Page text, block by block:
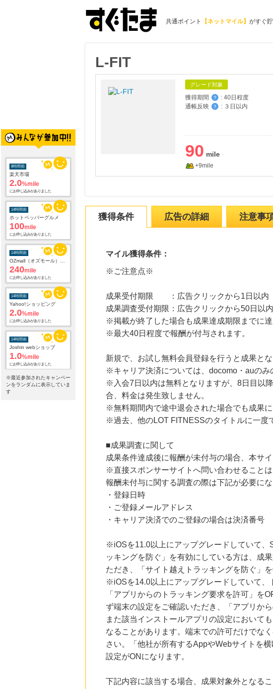
共通ポイント 【ネットマイル】 がすぐ貯
8時間前
楽天市場
にお申し込みがありました
14時間前
ホットペッパーグルメ
100mile
にお申し込みがありました
14時間前
240mile
にお申し込みがありました
Yahoo!ショッピング
2.0%mile
にお申し込みがありました
Joshin webショップ
1.0%mile
にお申し込みがありました
DHCオンラインショップ
2.0%mile
にお申し込みがありました
※最近参加されたキャンペー
ンをランダムに表示していま
す
L-FIT
グレード対象
獲得期間 ？ : 40日程度
通帳反映
？ : ３日以内
90
+9mile
獲得条件 広告の詳細 注意事
マイル獲得条件：
※ご注意点※
成果受付期限 ：広告クリックから1日以内
成果調査受付期限：広告クリックから50日以内
※掲載が終了した場合も成果達成期限までに
※最大40日程度で報酬が付与されます。
新規で、お試し無料会員登録を行うと成果とな
※キャリア決済については、docomo・auのみ
※入会7日以内は無料となりますが、8日目以
合、料金は発生致しません。
※無料期間内で途中退会された場合でも成果に
※過去、他のLOT FITNESSのタイトルに一度
■成果調査に関して
成果条件達成後に報酬が未付与の場合、本サ
※直接スポンサーサイトへ問い合わせることは
報酬未付与に関する調査の際は下記が必要に
・登録日時
・ご登録メールアドレス
・キャリア決済でのご登録の場合は決済番号
※iOSを11.0以上にアップグレードしていて
ッキングを防ぐ」を有効にしている方は、成
ただき、「サイト越えトラッキングを防ぐ」を
※iOSを14.0以上にアップグレードしていて
「アプリからのトラッキング要求を許可」を
ず端末の設定をご確認いただき、「アプリか
また該当インストールアプリの設定において
なることがあります。端末での許可だけでな
さい。「他社が所有するAppやWebサイトを
設定がONになります。
下記内容に該当する場合、成果対象外となるこ